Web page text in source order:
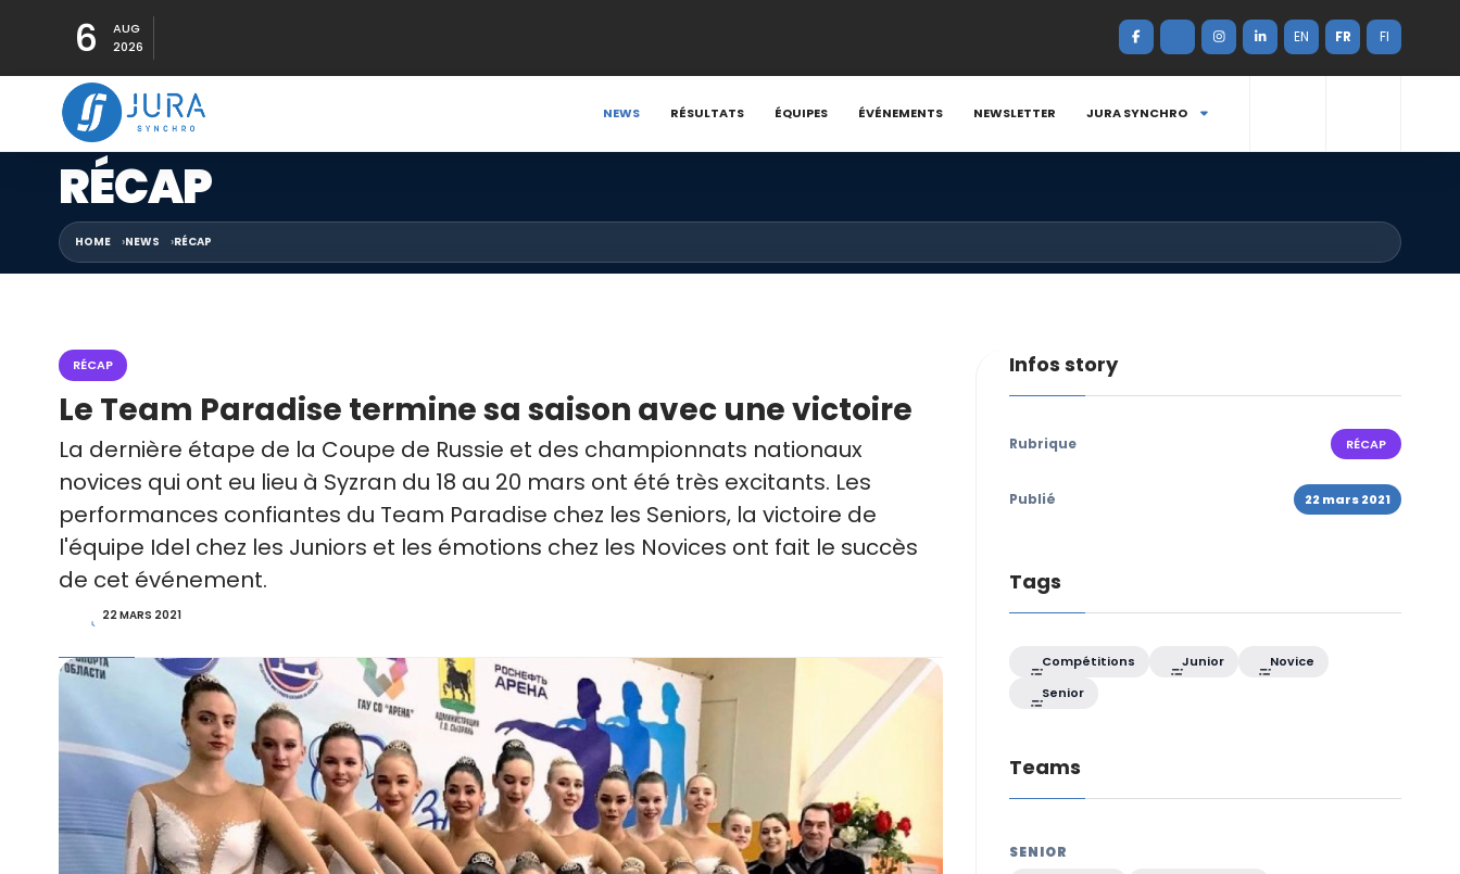
6
AUG
2026
EN FR FI
NEWS RÉSULTATS ÉQUIPES ÉVÉNEMENTS NEWSLETTER JURA SYNCHRO
RÉCAP
HOME NEWS RÉCAP
RÉCAP
Le Team Paradise termine sa saison avec une victoire
La dernière étape de la Coupe de Russie et des championnats nationaux
novices qui ont eu lieu à Syzran du 18 au 20 mars ont été très excitants. Les
performances confiantes du Team Paradise chez les Seniors, la victoire de
l'équipe Idel chez les Juniors et les émotions chez les Novices ont fait le succès
de cet événement.
22 MARS 2021
Infos story
Rubrique RÉCAP
Publié 22 mars 2021
Tags
Compétitions Junior
Novice
Senior
Teams
SENIOR